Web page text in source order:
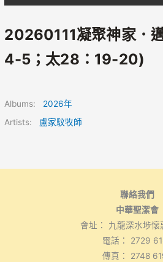
20260111凝聚神家．
4-5；太28：19-20)
Albums: 2026年
Artists: 盧家馼牧師
聯絡我們
中華聖潔會
會址： 九龍深水埗懷
電話： 2729
傳真： 2748